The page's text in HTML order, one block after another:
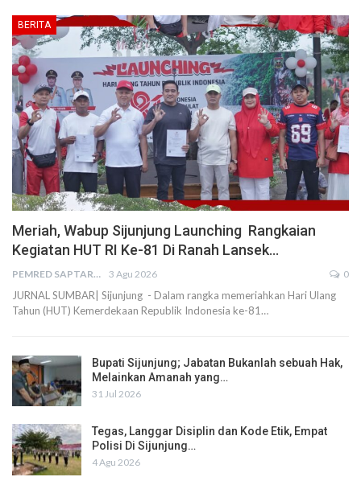
BERITA
Meriah, Wabup Sijunjung Launching Rangkaian
Kegiatan HUT RI Ke-81 Di Ranah Lansek…
PEMRED SAPTARIUS 3 Agu 2026 0
JURNAL SUMBAR| Sijunjung - Dalam rangka memeriahkan Hari Ulang
Tahun (HUT) Kemerdekaan Republik Indonesia ke-81…
Bupati Sijunjung; Jabatan Bukanlah sebuah Hak,
Melainkan Amanah yang…
31 Jul 2026
Tegas, Langgar Disiplin dan Kode Etik, Empat
Polisi Di Sijunjung…
4 Agu 2026